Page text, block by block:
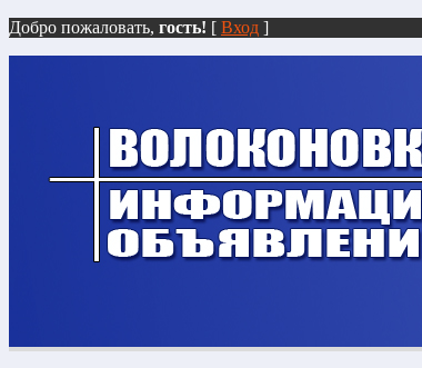
Добро пожаловать, гость! [ Вход ]